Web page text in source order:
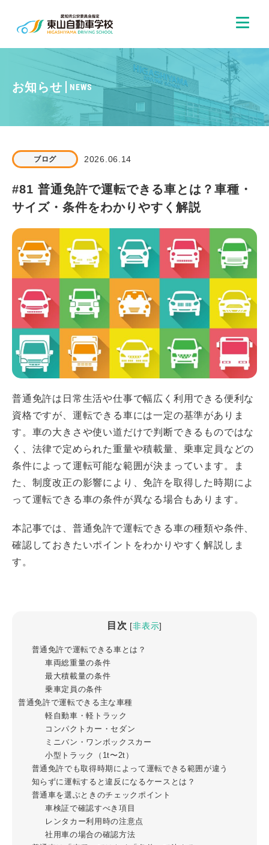
お知らせ NEWS
ブログ 2026.06.14
#81 普通免許で運転できる車とは？車種・
サイズ・条件をわかりやすく解説
普通免許は日常生活や仕事で幅広く利用できる便利な
資格ですが、運転できる車には一定の基準がありま
す。車の大きさや使い道だけで判断できるものではな
く、法律で定められた重量や積載量、乗車定員などの
条件によって運転可能な範囲が決まっています。ま
た、制度改正の影響により、免許を取得した時期によ
って運転できる車の条件が異なる場合もあります。
本記事では、普通免許で運転できる車の種類や条件、
確認しておきたいポイントをわかりやすく解説しま
す。
目次 [非表示]
普通免許で運転できる車とは？
車両総重量の条件
最大積載量の条件
乗車定員の条件
普通免許で運転できる主な車種
軽自動車・軽トラック
コンパクトカー・セダン
ミニバン・ワンボックスカー
小型トラック（1t〜2t）
普通免許でも取得時期によって運転できる範囲が違う
知らずに運転すると違反になるケースとは？
普通車を選ぶときのチェックポイント
車検証で確認すべき項目
レンタカー利用時の注意点
社用車の場合の確認方法